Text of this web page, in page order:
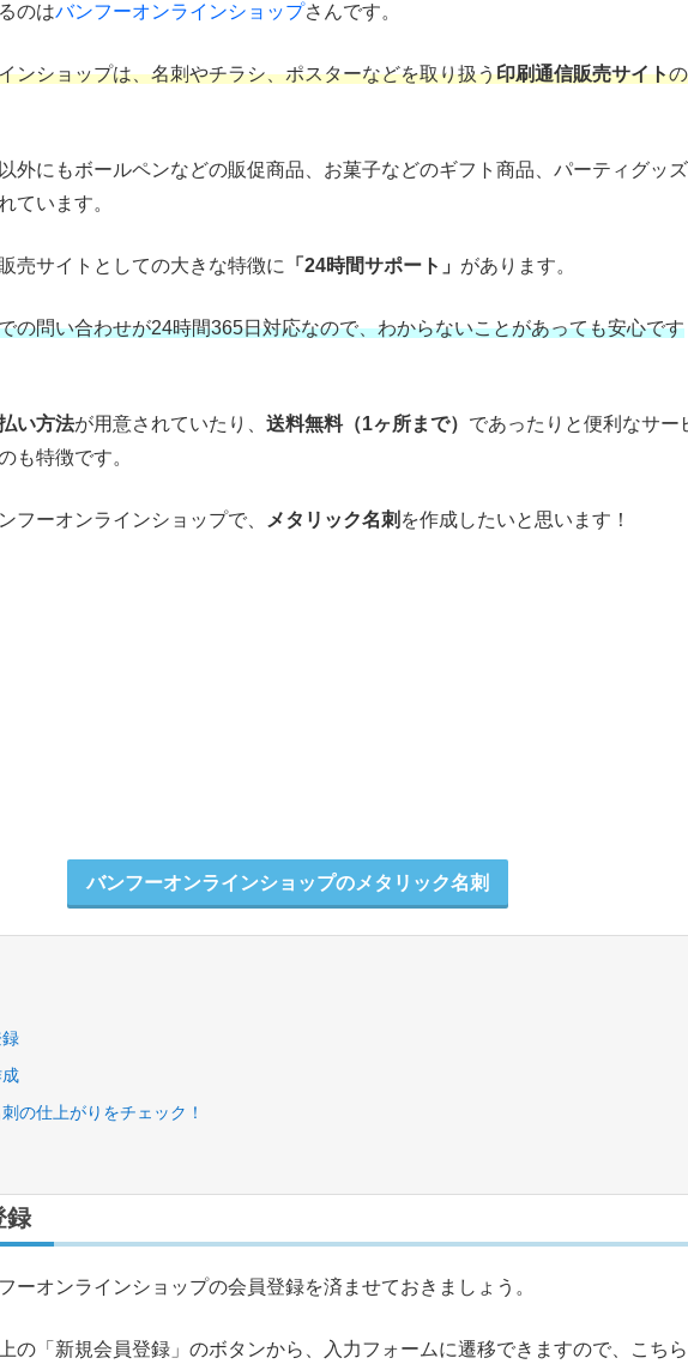
のはバンフーオンラインショップさんです。
ンショップは、名刺やチラシ、ポスターなどを取り扱う印刷通信販売サイト
外にもボールペンなどの販促商品、お菓子などのギフト商品、パーティグッ
ています。
売サイトとしての大きな特徴に 「24時間サポート」 があります。
の問い合わせが24時間365日対応なので、わからないことがあっても安心です
い方法が用意されていたり、 送料無料（1ヶ所まで） であったりと便利なサー
も特徴です。
フーオンラインショップで、 メタリック名刺 を作成したいと思います！
バンフーオンラインショップのメタリック名刺
の仕上がりをチェック！
録
ーオンラインショップの会員登録を済ませておきましょう。
の「新規会員登録」のボタンから、入力フォームに遷移できますので、こち